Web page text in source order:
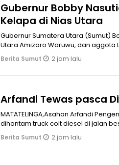
Gubernur Bobby
Kelapa di Nias Utara
Gubernur Sumatera Utara (Sumut)
Utara Amizaro
Berita Sumut 2 jam lalu
MATATELINGA,Asahan Arfandi Pengendara sepeda motor akhirnya tewas setelah
Berita Sumut 2 jam lalu